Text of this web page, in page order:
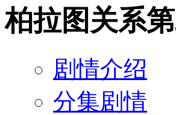
柏拉图关系
剧情介绍
分集剧情